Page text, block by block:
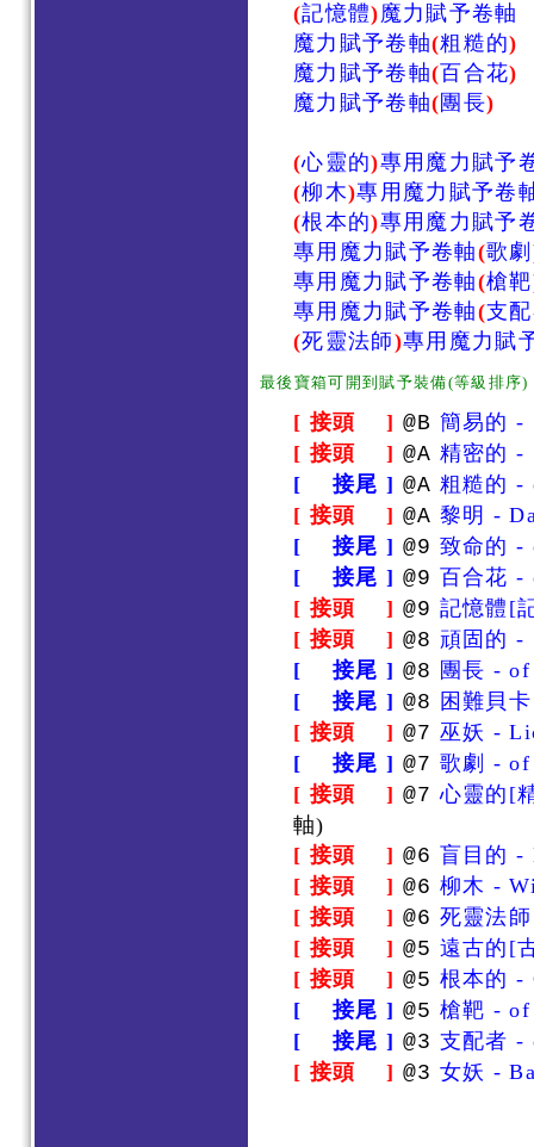
(記憶體)魔力賦予卷軸
魔力賦予卷軸(粗糙的)
魔力賦予卷軸(百合花)
魔力賦予卷軸( 團長)
(心靈的)專用魔力賦予
(柳木)專用魔力賦予卷
(根本的)專用魔力賦予
專用魔力賦予卷軸(歌劇
專用魔力賦予卷軸(槍靶
專用魔力賦予卷軸(支
(死靈法師)專用魔力賦
最後寶箱可開到賦予裝備(等級排序)
[ 接頭 ] @B 簡易的 -
[ 接頭 ] @A 精密的 -
[ 接尾 ] @A 粗糙的 -
[ 接頭 ] @A 黎明 -
[ 接尾 ] @9 致命的 -
[ 接尾 ] @9 百合花
[ 接頭 ] @9 記憶體[
[ 接頭 ] @8 頑固的 -
[ 接尾 ] @8 團長 -
[ 接尾 ] @8 困難貝
[ 接頭 ] @7 巫妖 -
[ 接尾 ] @7 歌劇 - of
[ 接頭 ] @7 心靈的[
軸)
[ 接頭 ] @6 盲目的 -
[ 接頭 ] @6 柳木 -
[ 接頭 ] @6 死靈法
[ 接頭 ] @5 遠古的[
[ 接頭 ] @5 根本的 -
[ 接尾 ] @5 槍靶 - of
[ 接尾 ] @3 支配者 -
[ 接頭 ] @3 女妖 -